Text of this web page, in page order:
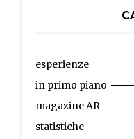
esperienze
in primo piano
magazine AR
statistiche